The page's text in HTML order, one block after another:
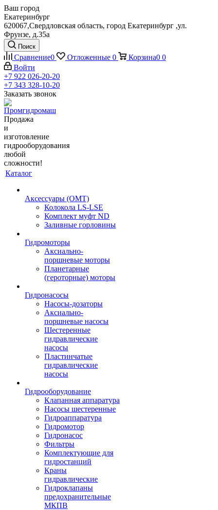
Ваш город
Екатеринбург
620067,Свердловская область, город Екатеринбург ,ул.
Фрунзе, д.35а
Поиск
Сравнение0 Отложенные 0 Корзина0 0
Войти
+7 922 026-20-20
+7 343 328-10-20
Заказать звонок
Продажа
и
изготовление
гидрооборудования
любой
сложности!
Каталог
Аксессуары (OMT)
Колокола LS-LSE
Комплект муфт ND
Заливные горловины
Гидромоторы
Аксиально-
поршневые моторы
Планетарные
(героторные) моторы
Гидронасосы
Насосы-дозаторы
Аксиально-
поршневые насосы
Шестеренные
гидравлические
насосы
Пластинчатые
гидравлические
насосы
Гидрооборудование
Клапанная аппаратура
Насосы шестеренные
Гидроаппаратура
Гидромотор
Гидронасос
Фильтры
Комплектующие для
гидростанций
Краны
гидравлические
Гидроклапаны
предохранительные
МКПВ